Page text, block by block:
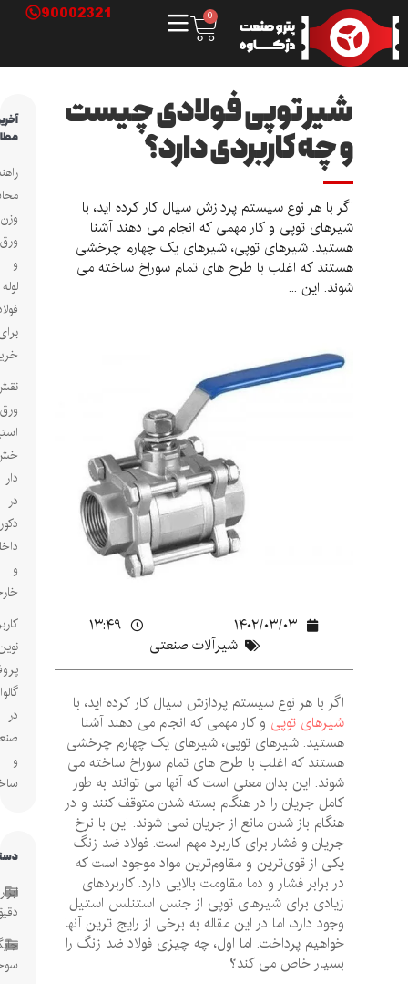
90002321
شیر توپی فولادی چیست
و چه کاربردی دارد؟
اگر با هر نوع سیستم پردازش سیال کار کرده اید، با
شیرهای توپی و کار مهمی که انجام می دهند آشنا
هستید. شیرهای توپی، شیرهای یک چهارم چرخشی
هستند که اغلب با طرح های تمام سوراخ ساخته می
شوند. این ...
۱۴۰۲/۰۳/۰۳
۱۳:۴۹
شیرآلات صنعتی
اگر با هر نوع سیستم پردازش سیال کار کرده اید، با
شیرهای توپیو کار مهمی که انجام می دهند آشنا
هستید. شیرهای توپی، شیرهای یک چهارم چرخشی
هستند که اغلب با طرح های تمام سوراخ ساخته می
شوند. این بدان معنی است که آنها می توانند به طور
کامل جریان را در هنگام بسته شدن متوقف کنند و در
هنگام باز شدن مانع از جریان نمی شوند. این با نرخ
جریان و فشار برای کاربرد مهم است. فولاد ضد زنگ
یکی از قوی‌ترین و مقاوم‌ترین مواد موجود است که
در برابر فشار و دما مقاومت بالایی دارد. کاربردهای
زیادی برای شیرهای توپی از جنس استنلس استیل
وجود دارد، اما در این مقاله به برخی از رایج ترین آنها
خواهیم پرداخت. اما اول، چه چیزی فولاد ضد زنگ را
بسیار خاص می کند؟
راهنمای
خریداران
دکوراسیون
کاربردهای
پروفیل‌های
گالوانیزه
ساختمان
دسته‌ها